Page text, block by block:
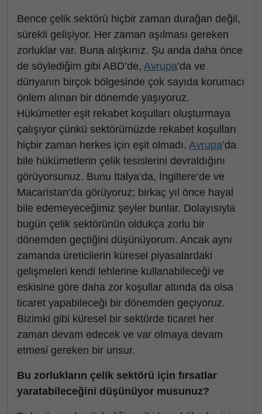
Bence çelik sektörü hiçbir zaman durağan değil,
sürekli gelişiyor. Her zaman aşılması gereken
zorluklar var. Buna alışkınız. Şu anda daha önce
de söylediğim gibi ABD’de, Avrupa’da ve
dünyanın birçok bölgesinde çok sayıda korumacı
önlem alınan bir dönemde yaşıyoruz.
Hükümetler eşit rekabet koşulları oluşturmaya
çalışıyor çünkü sektörümüzde rekabet koşulları
hiçbir zaman herkes için eşit olmadı. Avrupa’da
bile hükümetlerin çelik tesislerini devraldığını
görüyorsunuz. Bunu İtalya’da, İngiltere’de ve
Macaristan’da görüyoruz; birkaç yıl önce hayal
bile edemeyeceğimiz şeyler bunlar. Dolayısıyla
bugün çelik sektörünün oldukça zorlu bir
dönemden geçtiğini düşünüyorum. Ancak aynı
zamanda üreticilerin küresel piyasalardaki
gelişmeleri kendi lehlerine kullanabileceği ve
eskisine göre daha zor koşullar altında da olsa
ticaret yapabileceği bir dönemden geçiyoruz.
Bizimki gibi küresel bir sektörde ticaret her
zaman devam edecek ve var olmaya devam
etmesi gereken bir unsur.
Bu zorlukların çelik sektörü için fırsatlar
yaratabileceğini düşünüyor musunuz?